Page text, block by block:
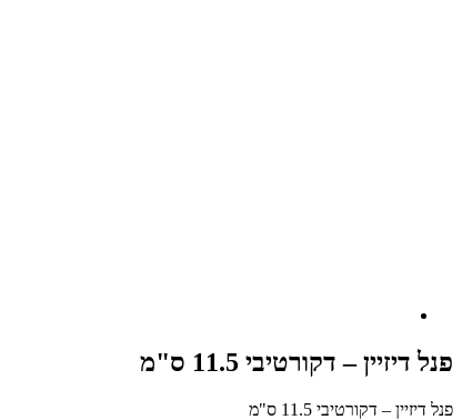
פנל דיזיין – דקורטיבי 11.5 ס"מ
פנל דיזיין – דקורטיבי 11.5 ס"מ